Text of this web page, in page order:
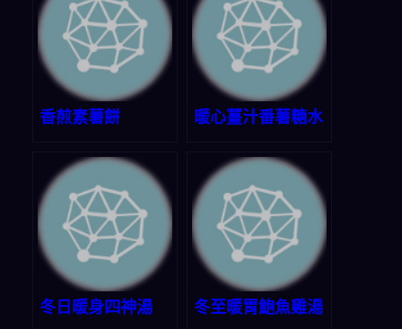
香煎素薯餅 暖心薑汁番薯糖水
冬日暖身四神湯 冬至暖胃鮑魚雞湯